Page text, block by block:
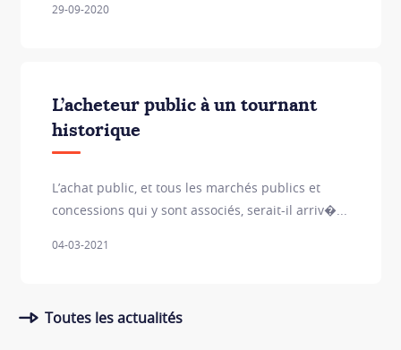
Toutes les actualités
29-09-2020
L’acheteur public à un tournant
historique
L’achat public, et tous les marchés publics et
concessions qui y sont associés, serait-il arriv�...
04-03-2021